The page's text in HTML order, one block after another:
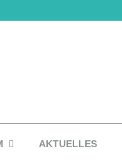
AKTUELLES